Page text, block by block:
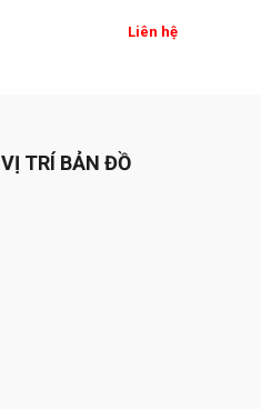
Liên hệ
VỊ TRÍ BẢN ĐỒ